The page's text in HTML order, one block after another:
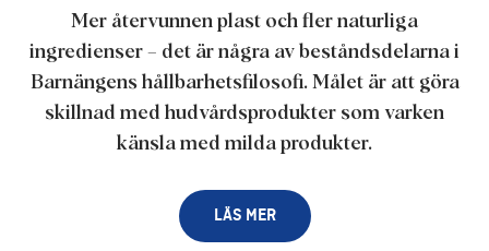
Mer återvunnen plast och fler naturliga
ingredienser – det är några av beståndsdelarna i
Barnängens hållbarhetsfilosofi. Målet är att göra
skillnad med hudvårdsprodukter som varken
känsla med milda produkter.
LÄS MER